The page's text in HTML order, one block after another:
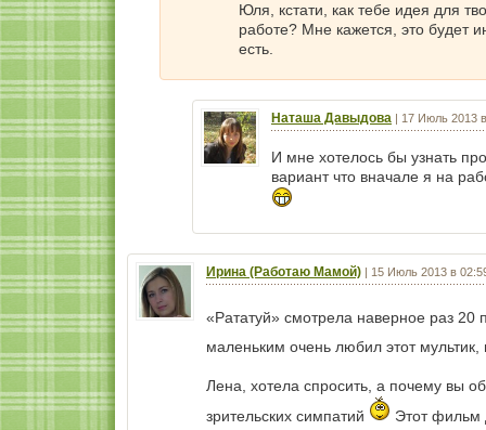
Юля, кстати, как тебе идея для
работе? Мне кажется, это будет
есть.
Наташа Давыдова | 17 Июль 2013
И мне хотелось бы узнать
вариант что вначале я на
Ирина (Работаю Мамой) | 15 Июль 2013 в
«Рататуй» смотрела наверное раз 20
маленьким очень любил этот
Лена, хотела спросить, а почему вы
зрительских симпатий
Этот фильм